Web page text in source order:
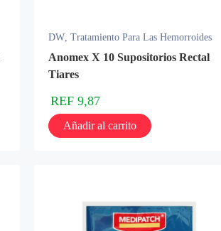
DW, Tratamiento Para Las Hemorroides
Anomex X 10 Supositorios Rectal
Tiares
REF 9,87
Añadir al carrito